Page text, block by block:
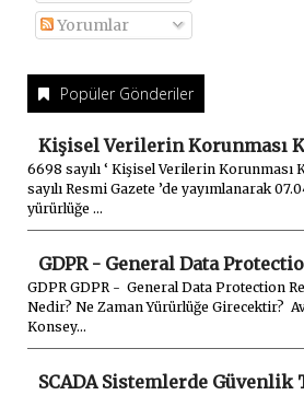
Yorumlar
Popüler Gönderiler
Kişisel Verilerin Korunması
6698 sayılı ‘ Kişisel Verilerin Korunması
sayılı Resmi Gazete ’de yayımlanarak
yürürlüğe ...
GDPR - General Data
GDPR GDPR - General Data Protection
Nedir? Ne Zaman Yürürlüğe Girecektir?
Konsey...
SCADA Sistemlerde Güvenlik